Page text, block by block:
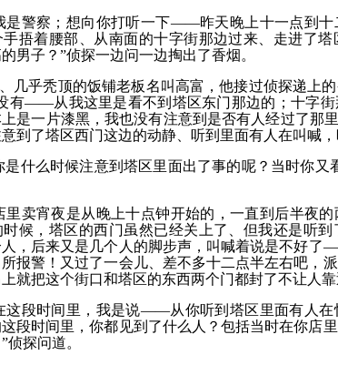
是警察；想向你打听一下——昨天晚上十一点到十
捂着腰部、从南面的十字街那边过来、走进了
男子？”侦探一边问一边掏出了香烟。
几乎秃顶的饭铺老板名叫高富，他接过侦探递上
有——从我这里是看不到塔区东门那边的；十字
是一片漆黑，我也没有注意到是否有人经过了那
到了塔区西门这边的动静、听到里面有人在叫喊
是什么时候注意到塔区里面出了事的呢？当时你又
里卖宵夜是从晚上十点钟开始的，一直到后半夜
时候，塔区的西门虽然已经关上了、但我还是听
，后来又是几个人的脚步声，叫喊着说是不好
报警！又过了一会儿、差不多十二点半左右吧，
就把这个街口和塔区的东西两个门都封了不让人靠
这段时间里，我是说——从你听到塔区里面有人在
段时间里，你都见到了什么人？包括当时在你店
侦探问道。